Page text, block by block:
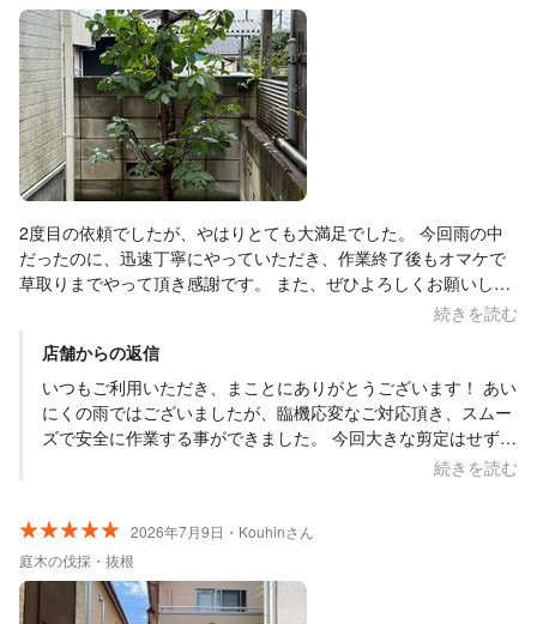
2度目の依頼でしたが、やはりとても大満足でした。 今回雨の中
だったのに、迅速丁寧にやっていただき、作業終了後もオマケで
草取りまでやって頂き感謝です。 また、ぜひよろしくお願いしま
続きを読む
店舗からの返信
いつもご利用いただき、まことにありがとうございます！ あい
にくの雨ではございましたが、臨機応変なご対応頂き、スムー
ズで安全に作業する事ができました。 今回大きな剪定はせず、
建物に干渉してしまっている部分や越境してしまっている枝な
も元気よく伸びてきていたのでそちらも取り除かせて頂いてお
ります。 またお困りの際はいつでもご相談下さい！ 引き続き
どうぞよろしくお願い致します！ 担当:菊元
続きを読む
2026年7月9日・Kouhinさん
庭木の伐採・抜根